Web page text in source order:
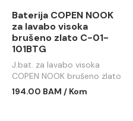
Baterija COPEN NOOK
za lavabo visoka
brušeno zlato C-01-
101BTG
J.bat. za lavabo visoka
COPEN NOOK brušeno zlato
C-01-101BTG
194.00 BAM / Kom